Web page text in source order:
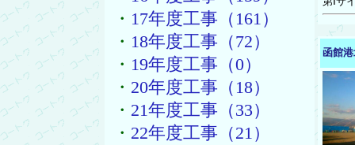
・ 17年度工事（161）
・ 18年度工事（72）
・ 19年度工事（0）
・ 20年度工事（18）
・ 21年度工事（33）
・ 22年度工事（21）
函館